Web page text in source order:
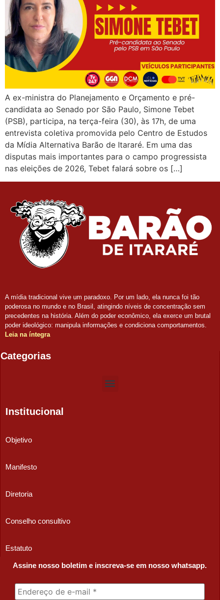
A ex-ministra do Planejamento e Orçamento e pré-
candidata ao Senado por São Paulo, Simone Tebet
(PSB), participa, na terça-feira (30), às 17h, de uma
entrevista coletiva promovida pelo Centro de Estudos
da Mídia Alternativa Barão de Itararé. Em uma das
disputas mais importantes para o campo progressista
nas eleições de 2026, Tebet falará sobre os […]
A mídia tradicional vive um paradoxo. Por um lado, ela nunca foi tão
poderosa no mundo e no Brasil, atingindo níveis de concentração sem
precedentes na história. Além do poder econômico, ela exerce um brutal
poder ideológico: manipula informações e condiciona comportamentos.
Leia na íntegra
Categorias
Institucional
Objetivo
Manifesto
Diretoria
Conselho consultivo
Estatuto
Assine nosso boletim e inscreva-se em nosso whatsapp.